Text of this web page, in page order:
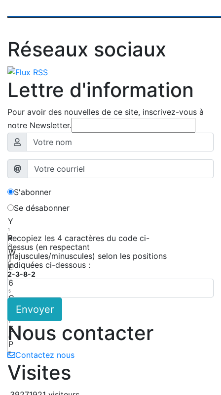
Réseaux sociaux
Lettre d'information
Pour avoir des nouvelles de ce site, inscrivez-vous à
notre Newsletter.
S'abonner
Se désabonner
Y
1
a
2
W
3
E
4
6
5
G
7
Z
8
P
9
Recopiez les 4 caractères du code ci-
dessus (en respectant
majuscules/minuscules) selon les positions
indiquées ci-dessous :
2-3-8-2
Envoyer
Nous contacter
Contactez nous
Visites